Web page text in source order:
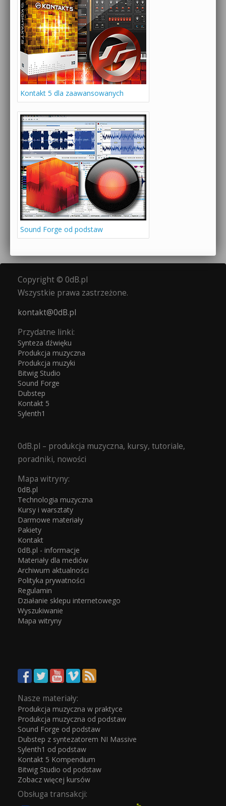
Kontakt 5 dla zaawansowanych
Sound Forge od podstaw
Copyright © 0dB.pl
Wszystkie prawa zastrzeżone.
kontakt@0dB.pl
Przydatne linki:
Synteza dźwięku
Produkcja muzyczna
Produkcja muzyki
Bitwig Studio
Sound Forge
Dubstep
Kontakt 5
Sylenth1
0dB.pl – produkcja muzyczna, kursy, tutoriale,
poradniki, nowości
Mapa witryny:
0dB.pl
Technologia muzyczna
Kursy i warsztaty
Darmowe materiały
Pakiety
Kontakt
0dB.pl - informacje
Materiały dla mediów
Archiwum aktualności
Polityka prywatności
Regulamin
Działanie sklepu internetowego
Wyszukiwanie
Mapa witryny
Nasze materiały:
Produkcja muzyczna w praktyce
Produkcja muzyczna od podstaw
Sound Forge od podstaw
Dubstep z syntezatorem NI Massive
Sylenth1 od podstaw
Kontakt 5 Kompendium
Bitwig Studio od podstaw
Zobacz więcej kursów
Obsługa transakcji: